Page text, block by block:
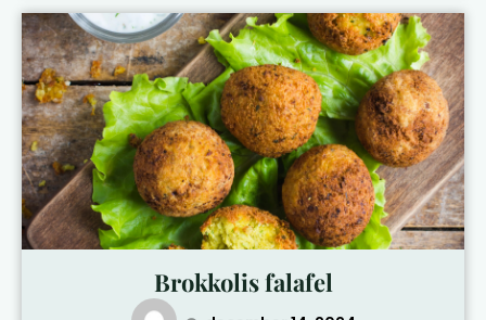
Brokkolis falafel